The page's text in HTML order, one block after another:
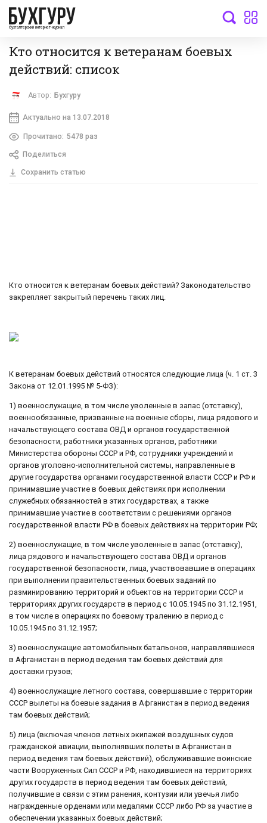
бухгалтерский интернет-журнал
Кто относится к ветеранам боевых
действий: список
Автор: Бухгуру
Актуально на 13.07.2018
Прочитано: 5478 раз
Поделиться
Сохранить статью
Кто относится к ветеранам боевых действий? Законодательство
закрепляет закрытый перечень таких лиц.
К ветеранам боевых действий относятся следующие лица (ч. 1 ст. 3
Закона от 12.01.1995 № 5-ФЗ):
1) военнослужащие, в том числе уволенные в запас (отставку),
военнообязанные, призванные на военные сборы, лица рядового и
начальствующего состава ОВД и органов государственной
безопасности, работники указанных органов, работники
Министерства обороны СССР и РФ, сотрудники учреждений и
органов уголовно-исполнительной системы, направленные в
другие государства органами государственной власти СССР и РФ и
принимавшие участие в боевых действиях при исполнении
служебных обязанностей в этих государствах, а также
принимавшие участие в соответствии с решениями органов
государственной власти РФ в боевых действиях на территории РФ;
2) военнослужащие, в том числе уволенные в запас (отставку),
лица рядового и начальствующего состава ОВД и органов
государственной безопасности, лица, участвовавшие в операциях
при выполнении правительственных боевых заданий по
разминированию территорий и объектов на территории СССР и
территориях других государств в период с 10.05.1945 по 31.12.1951,
в том числе в операциях по боевому тралению в период с
10.05.1945 по 31.12.1957;
3) военнослужащие автомобильных батальонов, направлявшиеся
в Афганистан в период ведения там боевых действий для
доставки грузов;
4) военнослужащие летного состава, совершавшие с территории
СССР вылеты на боевые задания в Афганистан в период ведения
там боевых действий;
5) лица (включая членов летных экипажей воздушных судов
гражданской авиации, выполнявших полеты в Афганистан в
период ведения там боевых действий), обслуживавшие воинские
части Вооруженных Сил СССР и РФ, находившиеся на территориях
других государств в период ведения там боевых действий,
получившие в связи с этим ранения, контузии или увечья либо
награжденные орденами или медалями СССР либо РФ за участие в
обеспечении указанных боевых действий;